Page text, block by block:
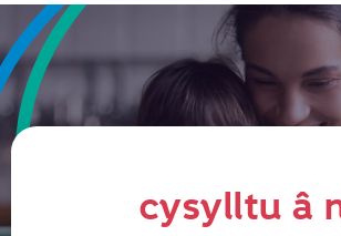
cysylltu â